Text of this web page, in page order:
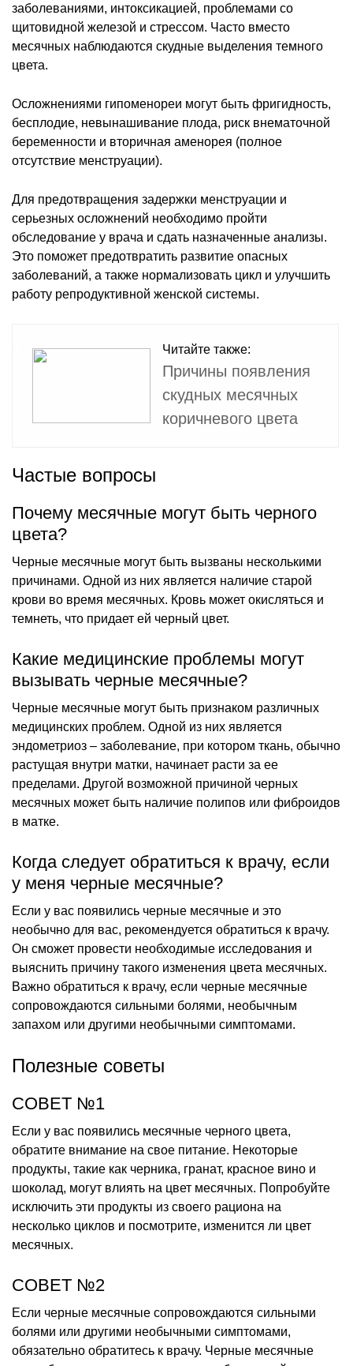
заболеваниями, интоксикацией, проблемами со
щитовидной железой и стрессом. Часто вместо
месячных наблюдаются скудные выделения темного
цвета.
Осложнениями гипоменореи могут быть фригидность,
бесплодие, невынашивание плода, риск внематочной
беременности и вторичная аменорея (полное
отсутствие менструации).
Для предотвращения задержки менструации и
серьезных осложнений необходимо пройти
обследование у врача и сдать назначенные анализы.
Это поможет предотвратить развитие опасных
заболеваний, а также нормализовать цикл и улучшить
работу репродуктивной женской системы.
Читайте также:
Причины появления
скудных месячных
коричневого цвета
Частые вопросы
Почему месячные могут быть черного
цвета?
Черные месячные могут быть вызваны несколькими
причинами. Одной из них является наличие старой
крови во время месячных. Кровь может окисляться и
темнеть, что придает ей черный цвет.
Какие медицинские проблемы могут
вызывать черные месячные?
Черные месячные могут быть признаком различных
медицинских проблем. Одной из них является
эндометриоз – заболевание, при котором ткань, обычно
растущая внутри матки, начинает расти за ее
пределами. Другой возможной причиной черных
месячных может быть наличие полипов или фиброидов
в матке.
Когда следует обратиться к врачу, если
у меня черные месячные?
Если у вас появились черные месячные и это
необычно для вас, рекомендуется обратиться к врачу.
Он сможет провести необходимые исследования и
выяснить причину такого изменения цвета месячных.
Важно обратиться к врачу, если черные месячные
сопровождаются сильными болями, необычным
запахом или другими необычными симптомами.
Полезные советы
СОВЕТ №1
Если у вас появились месячные черного цвета,
обратите внимание на свое питание. Некоторые
продукты, такие как черника, гранат, красное вино и
шоколад, могут влиять на цвет месячных. Попробуйте
исключить эти продукты из своего рациона на
несколько циклов и посмотрите, изменится ли цвет
месячных.
СОВЕТ №2
Если черные месячные сопровождаются сильными
болями или другими необычными симптомами,
обязательно обратитесь к врачу. Черные месячные